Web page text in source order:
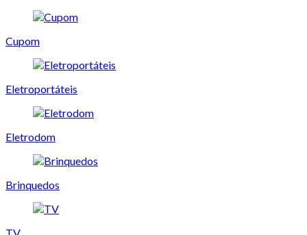
Cupom
Eletroportáteis
Eletrodom
Brinquedos